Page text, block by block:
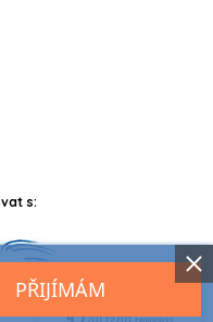
s:
PŘIJÍMÁM